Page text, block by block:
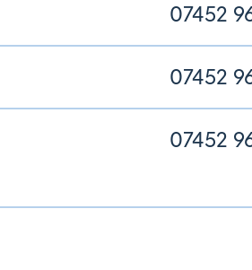
07452
07452
07452